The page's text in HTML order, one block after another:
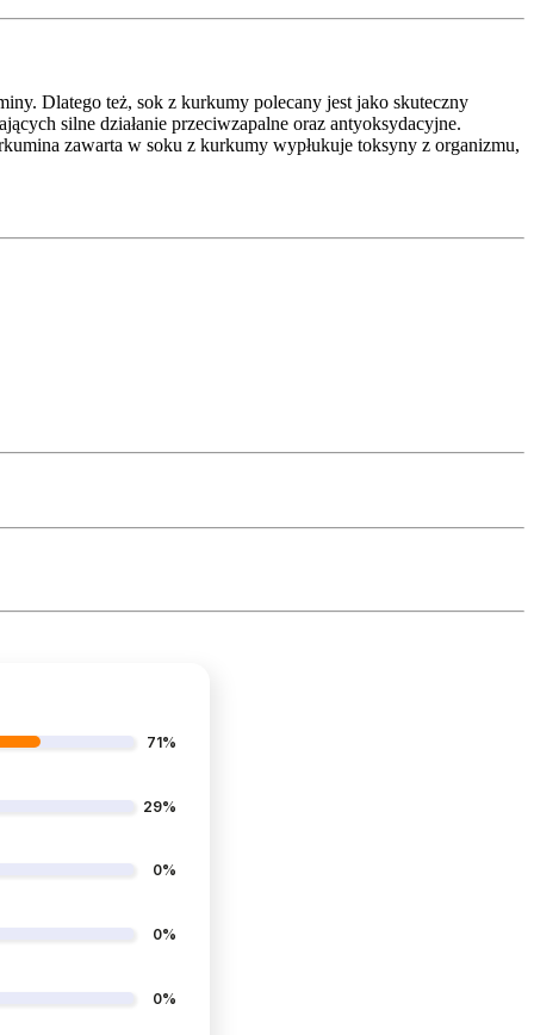
Dlatego też, sok z kurkumy polecany jest jako skuteczny
silne działanie przeciwzapalne oraz antyoksydacyjne.
zawarta w soku z kurkumy wypłukuje toksyny z organizmu,
71%
29%
0%
0%
0%